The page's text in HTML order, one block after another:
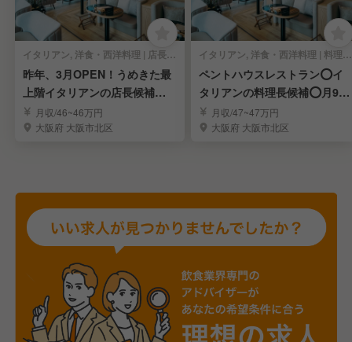
イタリアン, 洋食・西洋料理 | 店長・店長候補
昨年、3月OPEN！うめきた最
上階イタリアンの店長候補⭕
月9日休み
月収/46~46万円
大阪府 大阪市北区
イタリアン, 洋食・西洋料理 | 料理長・料理長候補
ペントハウスレストラン⭕イ
タリアンの料理長候補⭕月9日
休み月収/47~47万円
大阪府 大阪市北区